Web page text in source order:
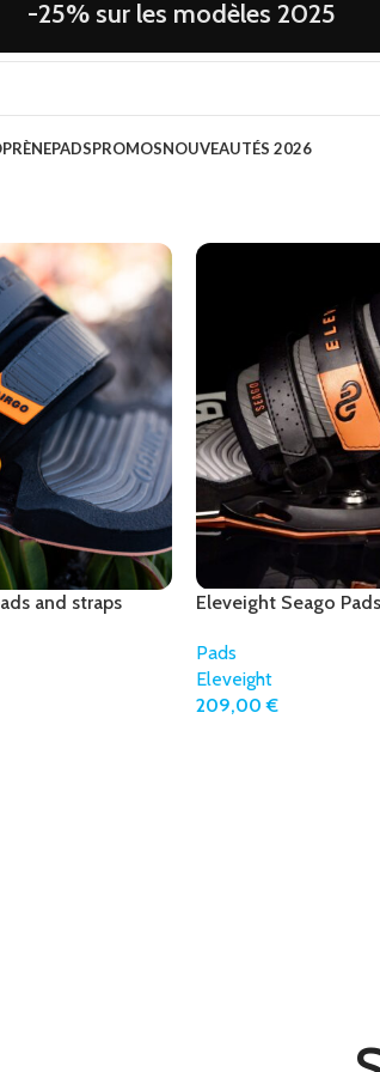
-25% sur les modèles 2025
PADSPROMOSNOUVEAUTÉS 2026
and straps Eleveight Seago
Pads
Eleveight
209,00€